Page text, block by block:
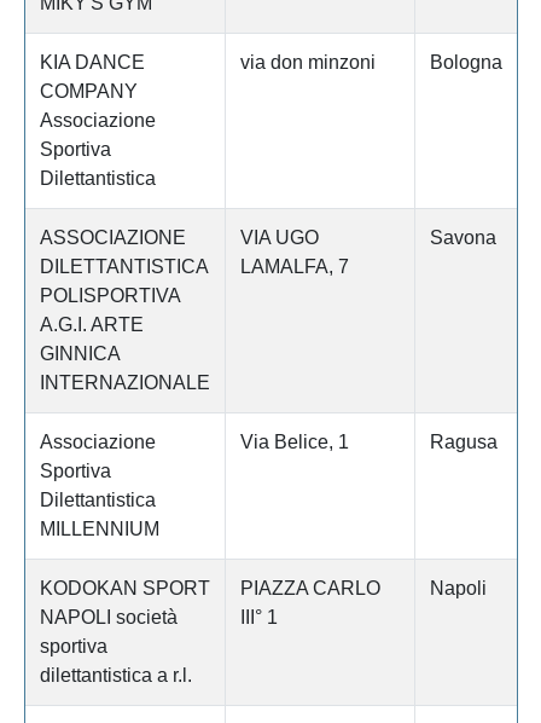
KIA DANCE
COMPANY
Associazione
Sportiva
Dilettantistica
via don minzoni Bologna
ASSOCIAZIONE
DILETTANTISTICA
POLISPORTIVA
A.G.I. ARTE
GINNICA
INTERNAZIONALE
VIA UGO
LAMALFA, 7
Savona
Associazione
Sportiva
Dilettantistica
MILLENNIUM
Via Belice, 1 Ragusa
KODOKAN SPORT
NAPOLI società
sportiva
dilettantistica a r.l.
PIAZZA CARLO
III° 1
Napoli